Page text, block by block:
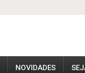
NOVIDADES